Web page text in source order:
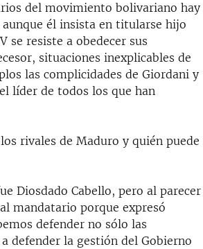
del movimiento bolivariano hay
él insista en titularse hijo
se resiste a obedecer sus
situaciones inexplicables de
las complicidades de Giordani y
líder de todos los que han
rivales de Maduro y quién puede
Diosdado Cabello, pero al parecer
mandatario porque expresó
defender no sólo las
defender la gestión del Gobierno